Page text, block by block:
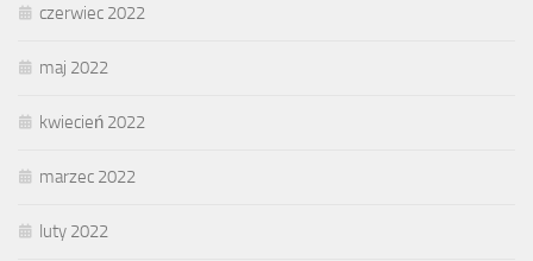
czerwiec 2022
maj 2022
kwiecień 2022
marzec 2022
luty 2022